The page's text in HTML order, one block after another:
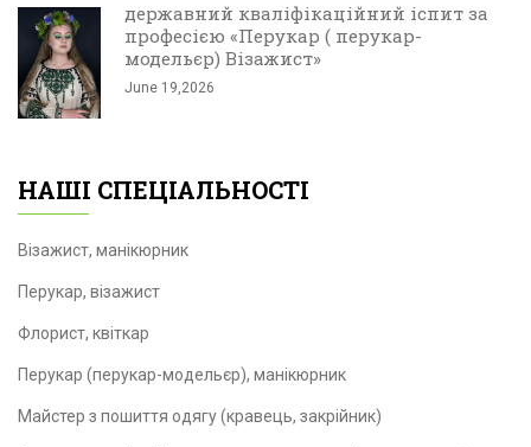
державний кваліфікаційний іспит за
професією «Перукар ( перукар-
модельєр) Візажист»
June 19,2026
НАШІ СПЕЦІАЛЬНОСТІ
Візажист, манікюрник
Перукар, візажист
Флорист, квіткар
Перукар (перукар-модельєр), манікюрник
Майстер з пошиття одягу (кравець, закрійник)